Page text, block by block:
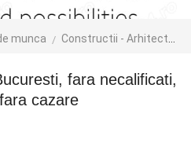
munca Constructii - Arhitectura - Design
cazare